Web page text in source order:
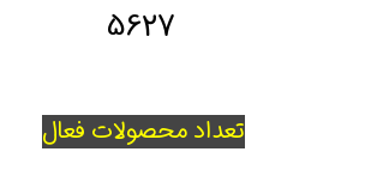
5627
تعداد محصولات فعال